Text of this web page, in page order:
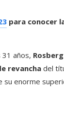
para conocer
31 años,
revancha del
enorme